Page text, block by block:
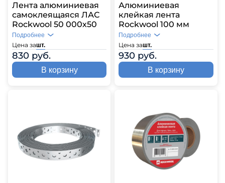
Лента алюминиевая
самоклеящаяся ЛАС
Rockwool 50 000х50
Цена зашт.
830 руб.
Подробнее
В корзину
Алюминиевая
клейкая лента
Rockwool 100 мм
Цена зашт.
930 руб.
Подробнее
В корзину